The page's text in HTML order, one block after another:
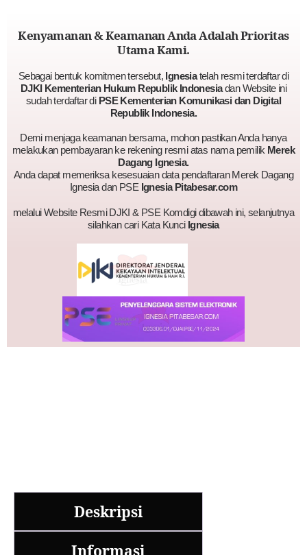
Kenyamanan & Keamanan Anda Adalah Prioritas
Utama Kami.
Sebagai bentuk komitmen tersebut, Ignesiatelah resmi terdaftar di
DJKI Kementerian Hukum Republik Indonesiadan Website ini
sudah terdaftar di PSE Kementerian Komunikasi dan Digital
Republik Indonesia.
Demi menjaga keamanan bersama, mohon pastikan Anda hanya
melakukan pembayaran ke rekening resmi atas nama pemilik Merek
Dagang Ignesia.
Anda dapat memeriksa kesesuaian data pendaftaran Merek Dagang
Ignesia dan PSE Ignesia Pitabesar.com
melalui Website Resmi DJKI & PSE Komdigi dibawah ini, selanjutnya
silahkan cari Kata Kunci Ignesia
Deskripsi
Informasi